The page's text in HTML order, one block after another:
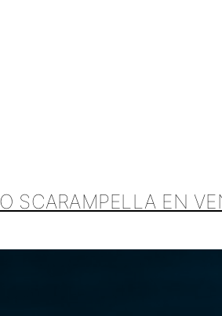
SCARAMPELLA EN